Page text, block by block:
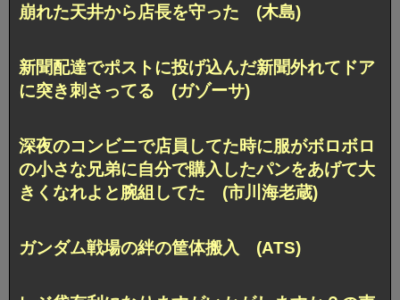
崩れた天井から店長を守った (木島)
新聞配達でポストに投げ込んだ新聞外れてドア
に突き刺さってる (ガゾーサ)
深夜のコンビニで店員してた時に服がボロボロ
の小さな兄弟に自分で購入したパンをあげて大
きくなれよと腕組してた (市川海老蔵)
ガンダム戦場の絆の筐体搬入 (ATS)